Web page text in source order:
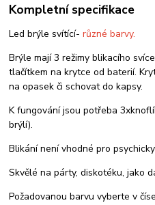
Kompletní specifikace
Led brýle svítící-různé barvy.
Brýle mají 3 režimy blikacího
tlačítkem na krytce od baterií.
na opasek či schovat do kapsy.
K fungování jsou potřeba
brýlí).
Blikání není vhodné pro
Skvělé na párty, diskotéku, jako
Požadovanou barvu vyberte v